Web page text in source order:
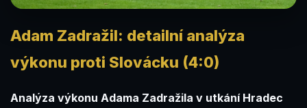
Adam Zadražil: detailní analýza
výkonu proti Slovácku (4:0)
Analýza výkonu Adama Zadražila v utkání Hradec